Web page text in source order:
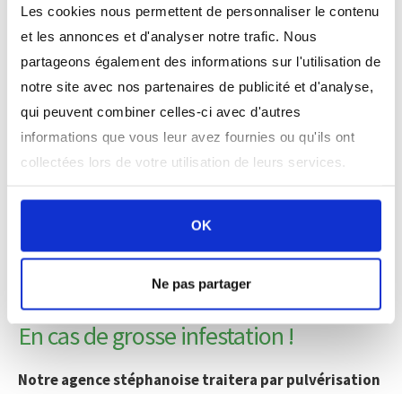
Les cookies nous permettent de personnaliser le contenu
et les annonces et d'analyser notre trafic. Nous
partageons également des informations sur l'utilisation de
notre site avec nos partenaires de publicité et d'analyse,
qui peuvent combiner celles-ci avec d'autres
informations que vous leur avez fournies ou qu'ils ont
collectées lors de votre utilisation de leurs services.
OK
Ne pas partager
Contactez notre agence pour
un devis gratuit.
D'URGENCE
06 07 03 38 52
En cas de grosse infestation !
Notre agence stéphanoise traitera par pulvérisation